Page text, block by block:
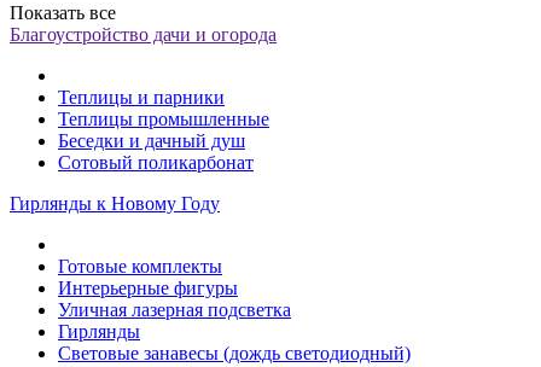
Показать все
Благоустройство дачи и огорода
Теплицы и парники
Теплицы промышленные
Беседки и дачный душ
Сотовый поликарбонат
Гирлянды к Новому Году
Готовые комплекты
Интерьерные фигуры
Уличная лазерная подсветка
Гирлянды
Световые занавесы (дождь светодиодный)